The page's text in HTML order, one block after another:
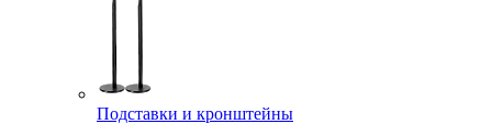
Подставки и кронштейны